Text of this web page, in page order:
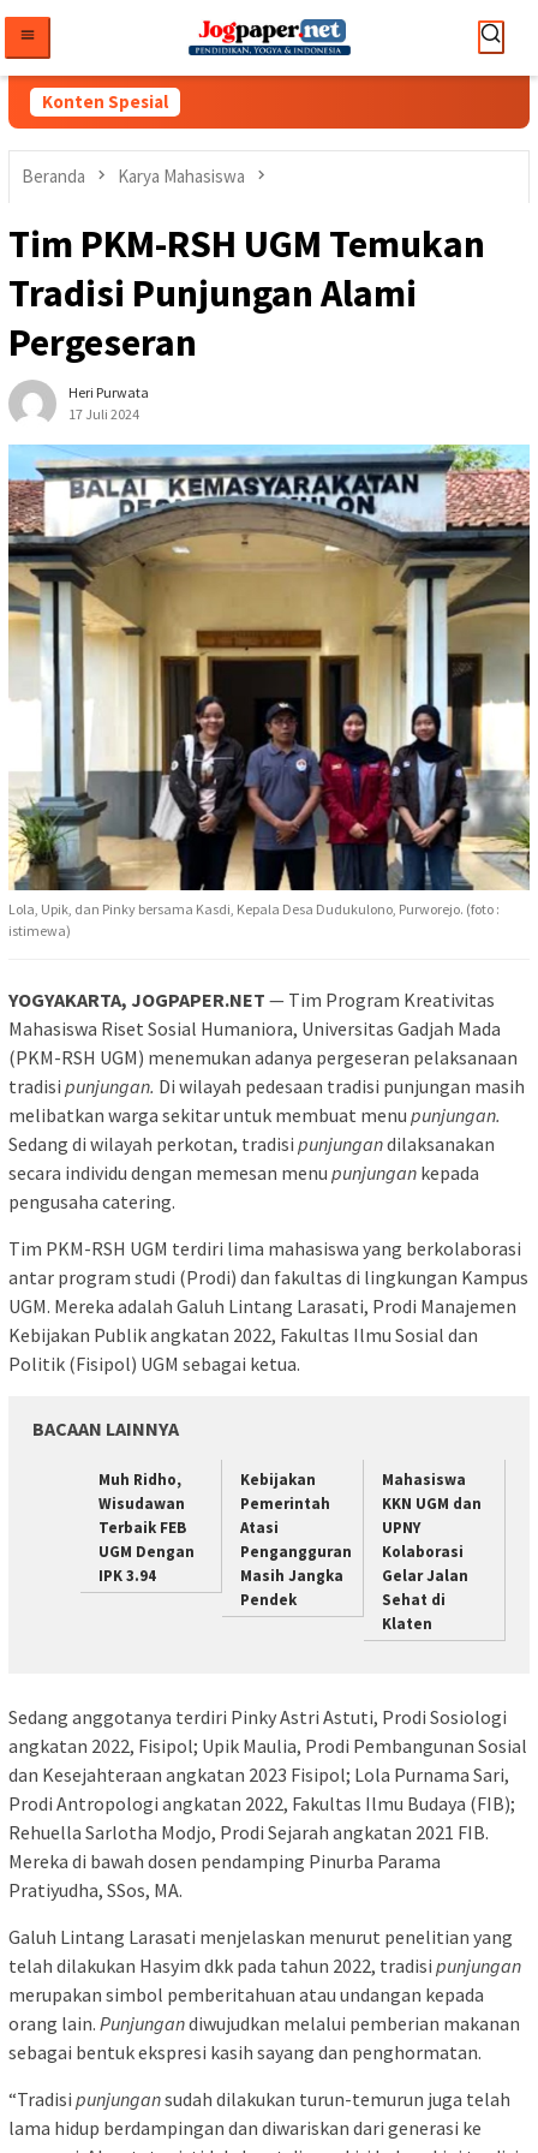
konten
Konten Spesial
Beranda Karya Mahasiswa
Tim PKM-RSH UGM Temukan
Tradisi Punjungan Alami
Pergeseran
Heri Purwata
17 Juli 2024
Lola, Upik, dan Pinky bersama Kasdi, Kepala Desa Dudukulono, Purworejo. (foto :
istimewa)
YOGYAKARTA, JOGPAPER.NET — Tim Program Kreativitas
Mahasiswa Riset Sosial Humaniora, Universitas Gadjah Mada
(PKM-RSH UGM) menemukan adanya pergeseran pelaksanaan
tradisi punjungan. Di wilayah pedesaan tradisi punjungan masih
melibatkan warga sekitar untuk membuat menu punjungan.
Sedang di wilayah perkotan, tradisi punjungandilaksanakan
secara individu dengan memesan menu punjungan kepada
pengusaha catering.
Tim PKM-RSH UGM terdiri lima mahasiswa yang berkolaborasi
antar program studi (Prodi) dan fakultas di lingkungan Kampus
UGM. Mereka adalah Galuh Lintang Larasati, Prodi Manajemen
Kebijakan Publik angkatan 2022, Fakultas Ilmu Sosial dan
Politik (Fisipol) UGM sebagai ketua.
BACAAN LAINNYA
Muh Ridho,
Wisudawan
Terbaik FEB
UGM Dengan
IPK 3.94
Kebijakan
Pemerintah
Atasi
Pengangguran
Masih Jangka
Pendek
Mahasiswa
KKN UGM dan
UPNY
Kolaborasi
Gelar Jalan
Sehat di
Klaten
Sedang anggotanya terdiri Pinky Astri Astuti, Prodi Sosiologi
angkatan 2022, Fisipol; Upik Maulia, Prodi Pembangunan Sosial
dan Kesejahteraan angkatan 2023 Fisipol; Lola Purnama Sari,
Prodi Antropologi angkatan 2022, Fakultas Ilmu Budaya (FIB);
Rehuella Sarlotha Modjo, Prodi Sejarah angkatan 2021 FIB.
Mereka di bawah dosen pendamping Pinurba Parama
Pratiyudha, SSos, MA.
Galuh Lintang Larasati menjelaskan menurut penelitian yang
telah dilakukan Hasyim dkk pada tahun 2022, tradisi punjungan
merupakan simbol pemberitahuan atau undangan kepada
orang lain. Punjungandiwujudkan melalui pemberian makanan
sebagai bentuk ekspresi kasih sayang dan penghormatan.
“Tradisi punjungansudah dilakukan turun-temurun juga telah
lama hidup berdampingan dan diwariskan dari generasi ke